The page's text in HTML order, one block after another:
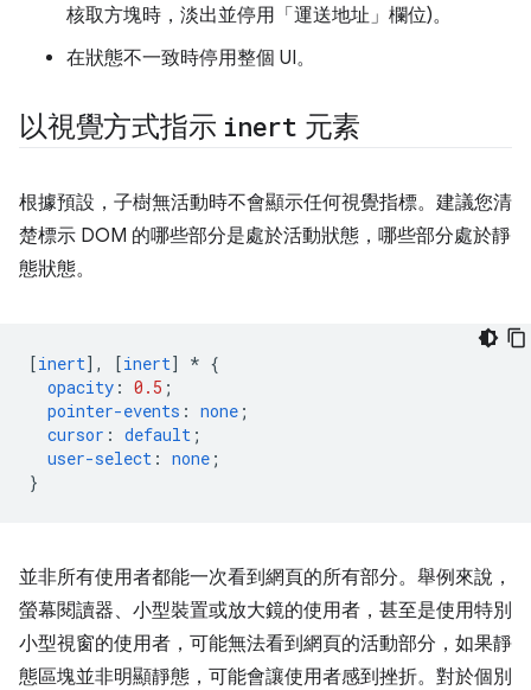
核取方塊時，淡出並停用「運送地址」欄位)。
在狀態不一致時停用整個 UI。
以視覺方式指示 inert 元素
根據預設，子樹無活動時不會顯示任何視覺指標。建議您清
楚標示 DOM 的哪些部分是處於活動狀態，哪些部分處於靜
態狀態。
[inert], [inert] * {
opacity : 0.5 ;
pointer-events : none ;
cursor : default ;
user-select : none ;
}
並非所有使用者都能一次看到網頁的所有部分。舉例來說，
螢幕閱讀器、小型裝置或放大鏡的使用者，甚至是使用特別
小型視窗的使用者，可能無法看到網頁的活動部分，如果靜
態區塊並非明顯靜態，可能會讓使用者感到挫折。對於個別